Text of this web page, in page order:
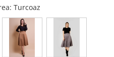
: Turcoaz